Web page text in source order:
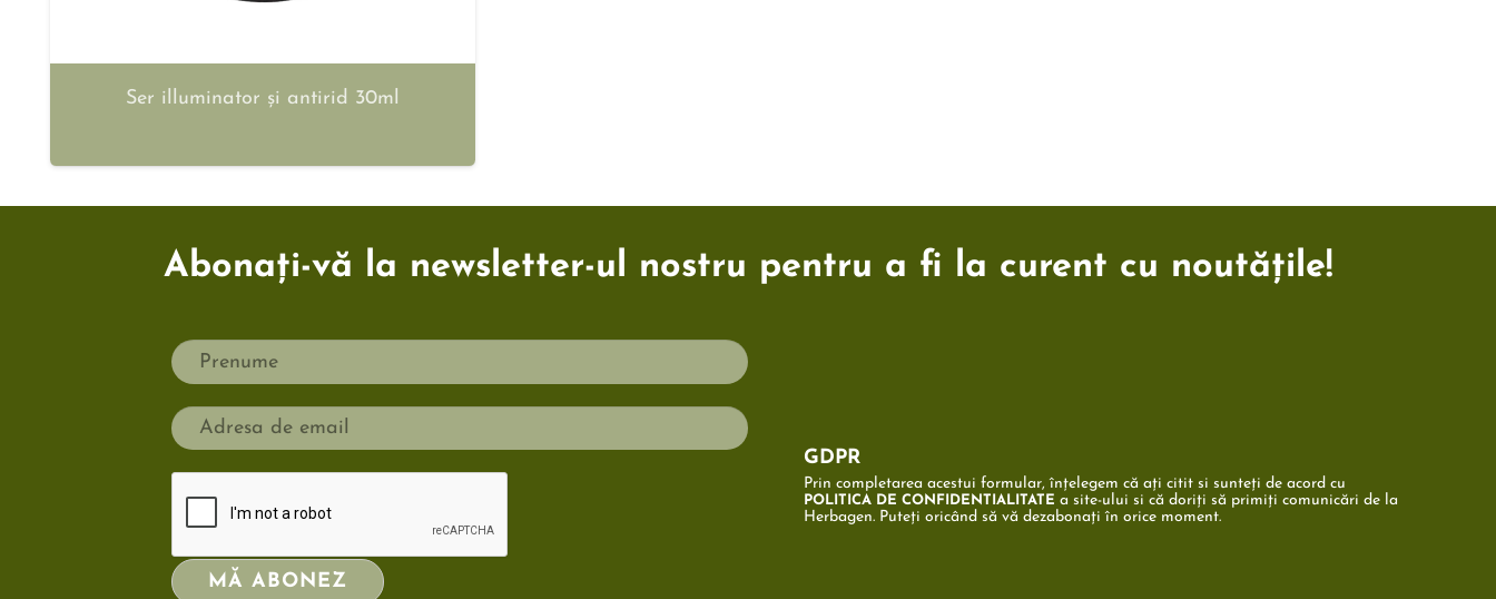
Ser illuminator și antirid 30ml
Abonați-vă la newsletter-ul nostru pentru a fi la curent cu noutățile!
GDPR
Prin completarea acestui formular, înțelegem că ați citit si sunteți de acord cu
POLITICA DE CONFIDENTIALITATE a site-ului si că doriți să primiți comunicări de la
Herbagen. Puteți oricând să vă dezabonați în orice moment.
MĂ ABONEZ